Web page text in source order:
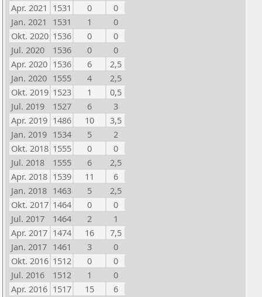
Apr. 2021 1531 0
0
Jan. 2021
1531 1
0
Okt. 2020 1536 0
0
Jul. 2020
1536 0
0
Apr. 2020 1536 6
2,5
Jan. 2020 1555 4
2,5
Okt. 2019 1523 1
0,5
Jul. 2019
1527 6
3
Apr. 2019 1486 10
3,5
Jan. 2019 1534 5
2
Okt. 2018 1555 0
0
Jul. 2018
1555 6
2,5
Apr. 2018 1539 11
6
Jan. 2018 1463 5
2,5
Okt. 2017 1464 0
0
Jul. 2017
1464 2
1
Apr. 2017 1474 16
7,5
Jan. 2017 1461 3
0
Okt. 2016 1512 0
0
Jul. 2016
1512 1
0
Apr. 2016 1517 15
6